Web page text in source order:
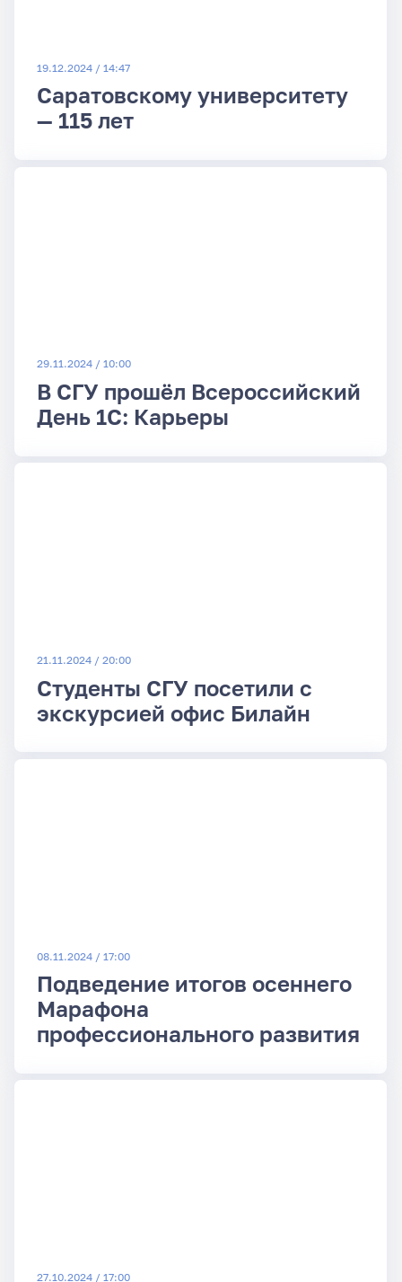
19.12.2024 / 14:47
Саратовскому университету
— 115 лет
29.11.2024 / 10:00
В СГУ прошёл Всероссийский
День 1C: Карьеры
21.11.2024 / 20:00
Студенты СГУ посетили с
экскурсией офис Билайн
08.11.2024 / 17:00
Подведение итогов осеннего
Марафона
профессионального развития
27.10.2024 / 17:00